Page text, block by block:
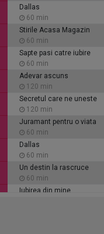
Dallas
60 min
Stirile Acasa Magazin
60 min
Sapte pasi catre iubire
60 min
Adevar ascuns
120 min
Secretul care ne uneste
120 min
Juramant pentru o viata
60 min
Dallas
60 min
Un destin la rascruce
60 min
Iubirea din mine